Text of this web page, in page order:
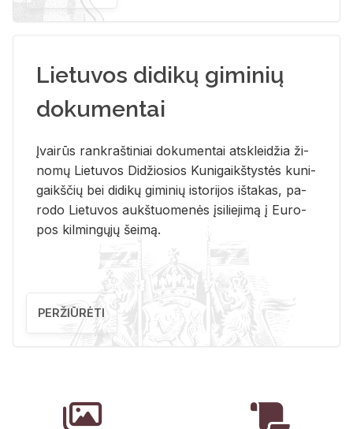
Lietuvos didikų giminių
dokumentai
Įvai­rūs rank­raš­ti­niai do­ku­men­tai at­sklei­džia ži­
no­mų Lie­tu­vos Di­džio­sios Ku­ni­gaikš­tys­tės ku­ni­
gaikš­čių bei di­di­kų gi­mi­nių is­to­ri­jos iš­ta­kas, pa­
ro­do Lie­tu­vos aukš­tuo­me­nės įsi­lie­ji­mą į Eu­ro­
pos kil­min­gų­jų šei­mą.
PERŽIŪRĖTI